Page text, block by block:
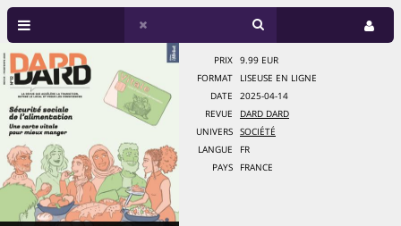
PRIX
9.99 EUR
FORMAT
LISEUSE EN LIGNE
DATE
2025-04-14
REVUE
DARD DARD
UNIVERS
SOCIÉTÉ
LANGUE
FR
PAYS
FRANCE